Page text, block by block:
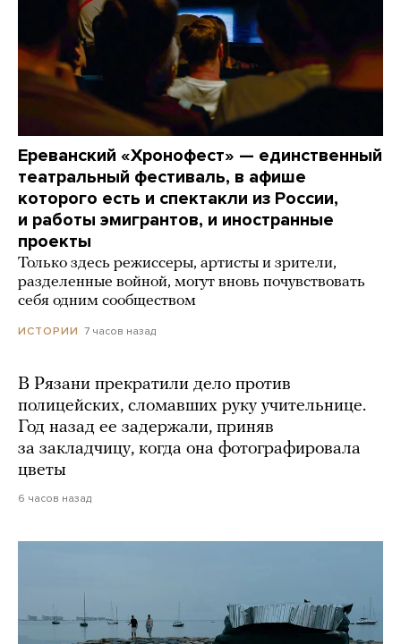
Ереванский «Хронофест» — единственный
театральный фестиваль, в афише
которого есть и спектакли из России,
и работы эмигрантов, и иностранные
проекты
Только здесь режиссеры, артисты и зрители,
разделенные войной, могут вновь почувствовать
себя одним сообществом
ИСТОРИИ 7 часов назад
В Рязани прекратили дело против
полицейских, сломавших руку учительнице.
Год назад ее задержали, приняв
за закладчицу, когда она фотографировала
цветы
6 часов назад